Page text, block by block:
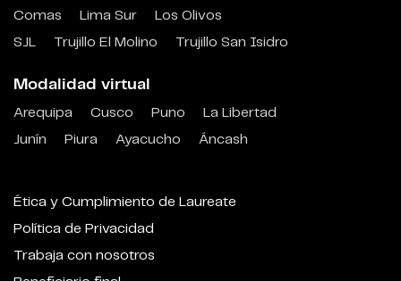
Comas
Lima Sur
Los Olivos
SJL
Trujillo El Molino Trujillo San Isidro
Modalidad virtual
Arequipa Cusco Puno
La Libertad
Junín
Piura Ayacucho Áncash
Ética y Cumplimiento de Laureate
Política de Privacidad
Trabaja con nosotros